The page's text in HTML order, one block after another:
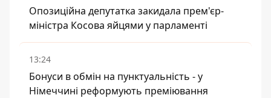
Опозиційна депутатка закидала прем'єр-
міністра Косова яйцями у парламенті
13:24
Бонуси в обмін на пунктуальність - у
Німеччині реформують преміювання